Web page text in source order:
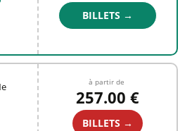
BILLETS →
à partir de
257.00 €
BILLETS →